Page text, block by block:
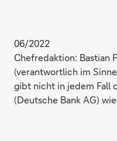
06/2022
Chefredaktion: Bastian
(verantwortlich im
gibt nicht in jedem Fall
(Deutsche Bank AG)